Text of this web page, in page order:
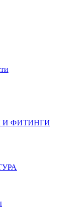
И ФИТИНГИ